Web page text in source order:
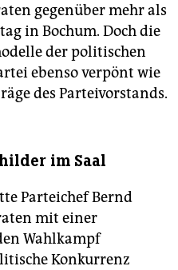
gegenüber mehr als
in Bochum. Doch die
der politischen
ebenso verpönt wie
des Parteivorstands.
im Saal
Parteichef Bernd
mit einer
Wahlkampf
Konkurrenz